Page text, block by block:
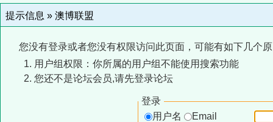
提示信息 » 澳博联盟
您没有登录或者您没有权限访问此页面，可能有如下几个
用户组权限：你所属的用户组不能使用搜索功能
您还不是论坛会员,请先登录论坛
登录
用户名
Email